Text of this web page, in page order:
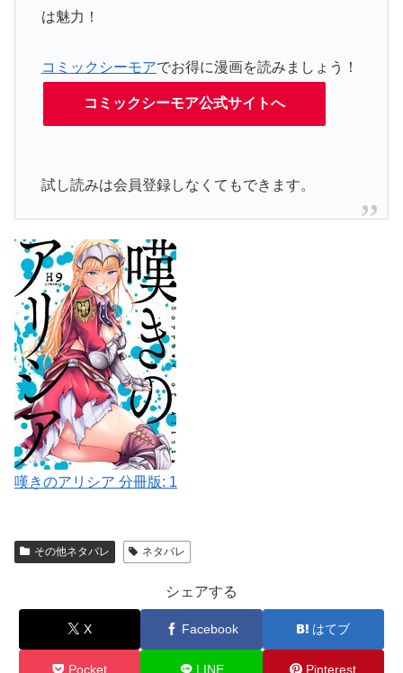
は魅力！
コミックシーモアでお得に漫画を読みましょう！
コミックシーモア公式サイトへ
試し読みは会員登録しなくてもできます。
嘆きのアリシア 分冊版: 1
その他ネタバレ ネタバレ
シェアする
X Facebook はてブ
Pocket LINE Pinterest